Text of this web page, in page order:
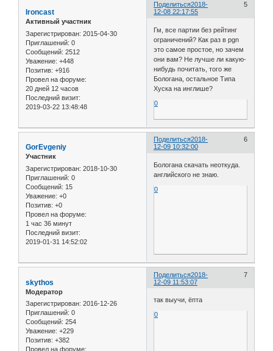
Поделиться 5
2018-
12-08 22:17:55
Ironcast
Активный участник
Зарегистрирован: 2015-04-30
Приглашений: 0
Сообщений: 2512
Уважение: +448
Позитив: +916
Провел на форуме:
20 дней 12 часов
Последний визит:
2019-03-22 13:48:48
Гм, все партии без рейтинг
ограничений? Как раз в pgn
это самое простое, но зачем
они вам? Не лучше ли какую-
нибудь почитать, того же
Бологана, остальное Типа
Хуска на инглише?
0
Поделиться 6
2018-
12-09 10:32:00
GorEvgeniy
Участник
Зарегистрирован: 2018-10-30
Приглашений: 0
Сообщений: 15
Уважение: +0
Позитив: +0
Провел на форуме:
1 час 36 минут
Последний визит:
2019-01-31 14:52:02
Бологана скачать неоткуда.
английского не знаю.
0
Поделиться 7
2018-
12-09 11:53:07
skythos
Модератор
Зарегистрирован: 2016-12-26
Приглашений: 0
Сообщений: 254
Уважение: +229
Позитив: +382
Провел на форуме:
так выучи, ёпта
0